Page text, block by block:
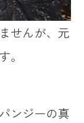
せんが、元
。
ンジーの真